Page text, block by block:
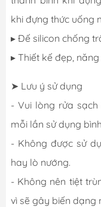
khi đựng thức uống
▸ Đế silicon chống
▸ Thiết kế đẹp,
➤ Lưu ý sử dụng
- Vui lòng rửa
mỗi lần sử dụng
- Không được sử
hay lò nướng.
- Không nên tiệt
vì sẽ gây biến dạng